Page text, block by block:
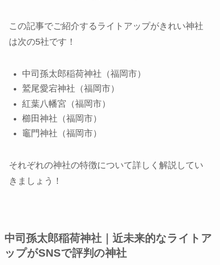
この記事でご紹介するライトアップがきれい神社
は次の5社です！
中司孫太郎稲荷神社（福岡市）
鷲尾愛宕神社（福岡市）
紅葉八幡宮（福岡市）
櫛田神社（福岡市）
竈門神社（福岡市）
それぞれの神社の特徴について詳しく解説してい
きましょう！
中司孫太郎稲荷神社｜ 近未来的なライトア
ップがSNSで評判の神社